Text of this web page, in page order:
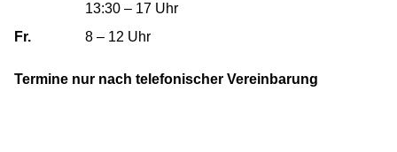
13:30 – 17 Uhr
Fr.
8 – 12 Uhr
Termine nur nach telefonischer Vereinbarung